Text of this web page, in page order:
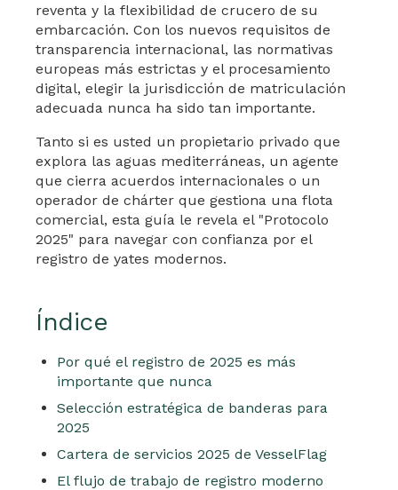
reventa y la flexibilidad de crucero de su
embarcación. Con los nuevos requisitos de
transparencia internacional, las normativas
europeas más estrictas y el procesamiento
digital, elegir la jurisdicción de matriculación
adecuada nunca ha sido tan importante.
Tanto si es usted un propietario privado que
explora las aguas mediterráneas, un agente
que cierra acuerdos internacionales o un
operador de chárter que gestiona una flota
comercial, esta guía le revela el "Protocolo
2025" para navegar con confianza por el
registro de yates modernos.
Índice
Por qué el registro de 2025 es más
importante que nunca
Selección estratégica de banderas para
2025
Cartera de servicios 2025 de VesselFlag
El flujo de trabajo de registro moderno